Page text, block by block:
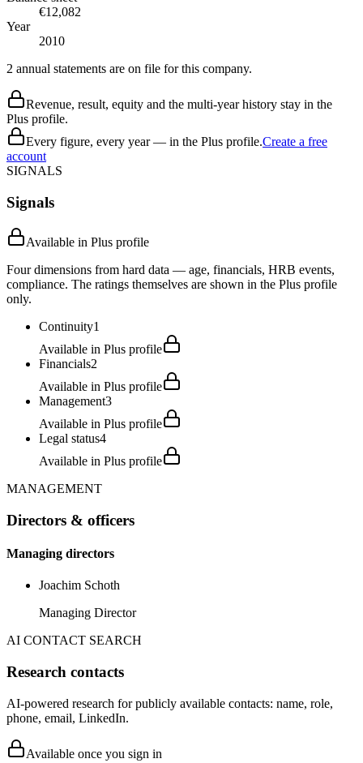
€12,082
Year
2010
2 annual statements are on file for this company.
Revenue, result, equity and the multi-year history stay in the
Plus profile.
Every figure, every year — in the Plus profile.Create a free
account
SIGNALS
Signals
Available in Plus profile
Four dimensions from hard data — age, financials, HRB events,
compliance. The ratings themselves are shown in the Plus profile
only.
Continuity1
Available in Plus profile
Financials2
Available in Plus profile
Management3
Available in Plus profile
Legal status4
Available in Plus profile
MANAGEMENT
Directors & officers
Managing directors
Joachim Schoth
Managing Director
AI CONTACT SEARCH
Research contacts
AI-powered research for publicly available contacts: name, role,
phone, email, LinkedIn.
Available once you sign in